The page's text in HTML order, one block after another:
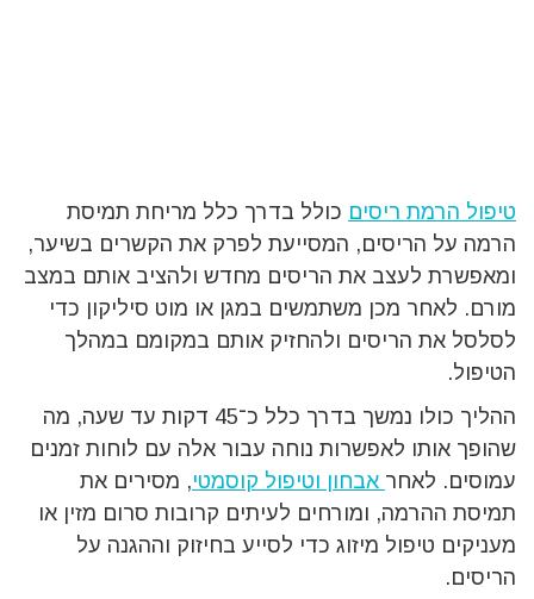
טיפול הרמת ריסים כולל בדרך כלל מריחת תמיסת
הרמה על הריסים, המסייעת לפרק את הקשרים בשיער,
ומאפשרת לעצב את הריסים מחדש ולהציב אותם במצב
מורם. לאחר מכן משתמשים במגן או מוט סיליקון כדי
לסלסל את הריסים ולהחזיק אותם במקומם במהלך
הטיפול.
ההליך כולו נמשך בדרך כלל כ־45 דקות עד שעה, מה
שהופך אותו לאפשרות נוחה עבור אלה עם לוחות זמנים
עמוסים. לאחר אבחון וטיפול קוסמטי, מסירים את
תמיסת ההרמה, ומורחים לעיתים קרובות סרום מזין או
מעניקים טיפול מיזוג כדי לסייע בחיזוק וההגנה על
הריסים.